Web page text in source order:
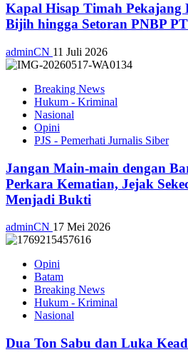
Kapal Hisap Timah Pekajang
Bijih hingga Setoran PNBP
adminCN 11 Juli 2026
Breaking News
Hukum - Kriminal
Nasional
Opini
PJS - Pemerhati Jurnalis Siber
Jangan Main-main dengan
Perkara Kematian, Jejak
Menjadi Bukti
adminCN 17 Mei 2026
Opini
Batam
Breaking News
Hukum - Kriminal
Nasional
Dua Ton Sabu dan Luka